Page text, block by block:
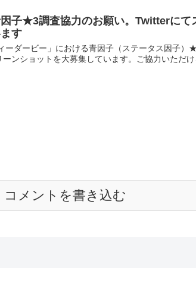
因子★3調査協力のお願い。Twitterにて
す
ーダービー」における青因子（ステータス因子）
ーンショットを大募集しています。ご協力いただ
コメントを書き込む